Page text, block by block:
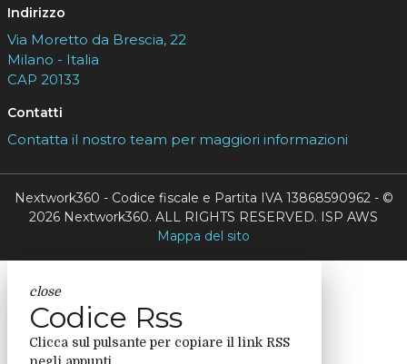
Indirizzo
Via Moretto da Brescia, 22
Milano - Italia
CAP 20133
Contatti
Contatta il nostro team per maggiori informazioni
Nextwork360 - Codice fiscale e Partita IVA 13868590962 - ©
2026 Nextwork360. ALL RIGHTS RESERVED. ISP AWS
Mappa del sito
close
Codice Rss
Clicca sul pulsante per copiare il link RSS